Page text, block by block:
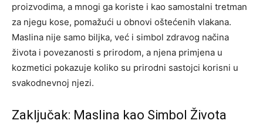
proizvodima, a mnogi ga koriste i kao samostalni tretman
za njegu kose, pomažući u obnovi oštećenih vlakana.
Maslina nije samo biljka, već i simbol zdravog načina
života i povezanosti s prirodom, a njena primjena u
kozmetici pokazuje koliko su prirodni sastojci korisni u
svakodnevnoj njezi.
Zaključak: Maslina kao Simbol Života